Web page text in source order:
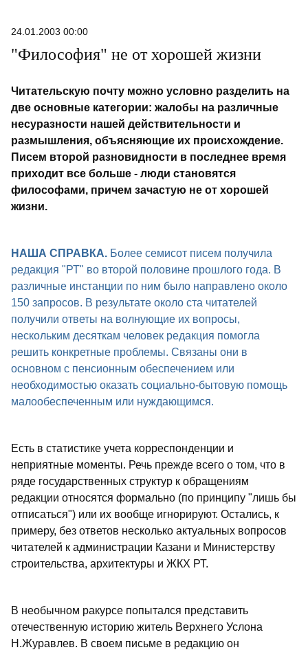
24.01.2003 00:00
"Философия" не от хорошей жизни
Читательскую почту можно условно разделить на
две основные категории: жалобы на различные
несуразности нашей действительности и
размышления, объясняющие их происхождение.
Писем второй разновидности в последнее время
приходит все больше - люди становятся
философами, причем зачастую не от хорошей
жизни.
НАША СПРАВКА. Более семисот писем получила
редакция "РТ" во второй половине прошлого года. В
различные инстанции по ним было направлено около
150 запросов. В результате около ста читателей
получили ответы на волнующие их вопросы,
нескольким десяткам человек редакция помогла
решить конкретные проблемы. Связаны они в
основном с пенсионным обеспечением или
необходимостью оказать социально-бытовую помощь
малообеспеченным или нуждающимся.
Есть в статистике учета корреспонденции и
неприятные моменты. Речь прежде всего о том, что в
ряде государственных структур к обращениям
редакции относятся формально (по принципу "лишь бы
отписаться") или их вообще игнорируют. Остались, к
примеру, без ответов несколько актуальных вопросов
читателей к администрации Казани и Министерству
строительства, архитектуры и ЖКХ РТ.
В необычном ракурсе попытался представить
отечественную историю житель Верхнего Услона
Н.Журавлев. В своем письме в редакцию он